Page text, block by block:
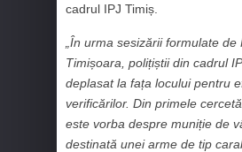
cadrul IPJ Timiș.
„În urma sesizării formulate de
Timișoara, polițiștii din cadrul
deplasat la fața locului pentru
verificărilor. Din primele
este vorba despre muniție de
destinată unei arme de tip